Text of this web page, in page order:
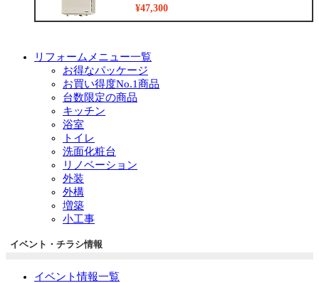
¥47,300
リフォームメニュー一覧
お得なパッケージ
お買い得度No.1商品
台数限定の商品
キッチン
浴室
トイレ
洗面化粧台
リノベーション
外装
外構
増築
小工事
イベント・チラシ情報
イベント情報一覧